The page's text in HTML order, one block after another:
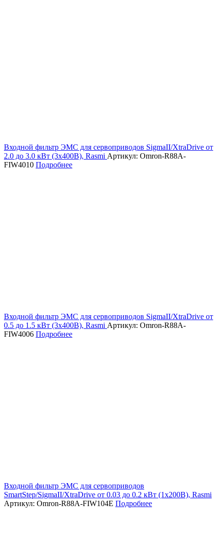
Входной фильтр ЭМС для сервоприводов SigmaII/XtraDrive от
2.0 до 3.0 кВт (3х400В), Rasmi Артикул: Omron-R88A-
FIW4010 Подробнее
Входной фильтр ЭМС для сервоприводов SigmaII/XtraDrive от
0.5 до 1.5 кВт (3х400В), Rasmi Артикул: Omron-R88A-
FIW4006 Подробнее
Входной фильтр ЭМС для сервоприводов
SmartStep/SigmaII/XtraDrive от 0.03 до 0.2 кВт (1х200В), Rasmi
Артикул: Omron-R88A-FIW104E Подробнее